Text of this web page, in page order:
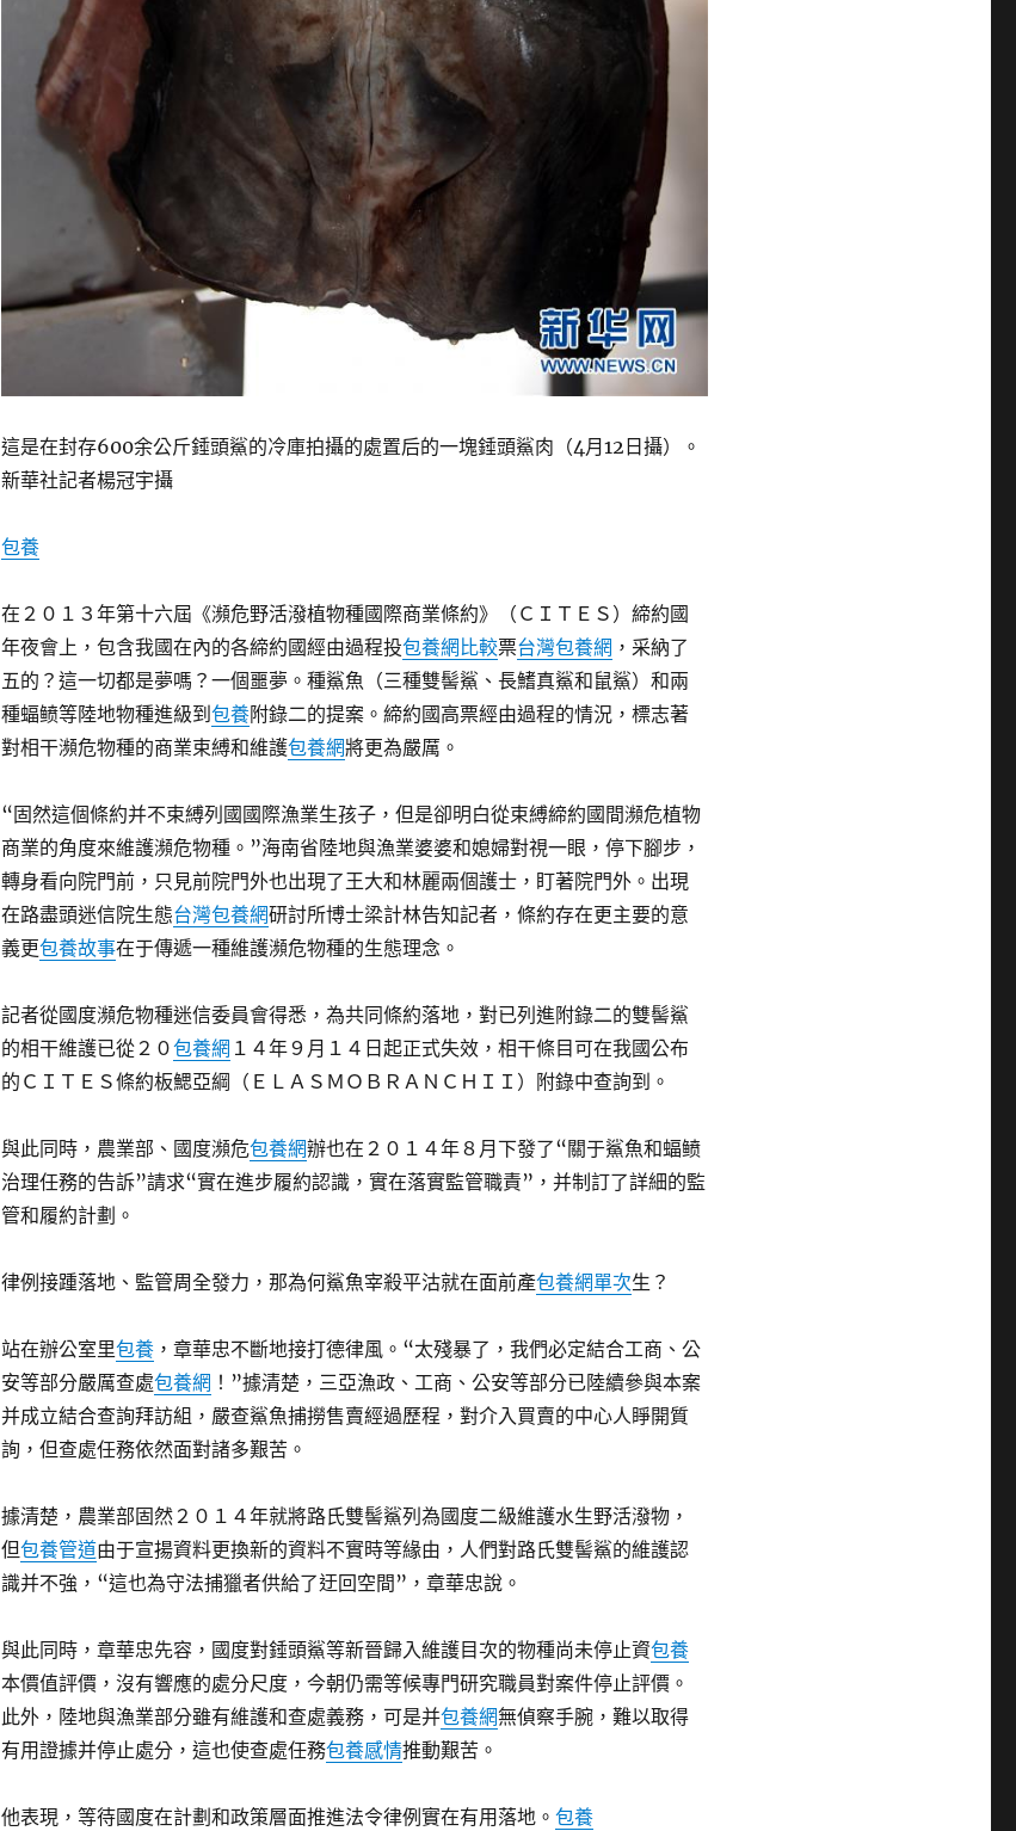
這是在封存600余公斤錘頭鯊的冷庫拍攝的處置后的一塊錘頭鯊肉（4月12日攝）。
新華社記者楊冠宇攝
包養
在２０１３年第十六屆《瀕危野活潑植物種國際商業條約》（ＣＩＴＥＳ）締約國
年夜會上，包含我國在內的各締約國經由過程投包養網比較票台灣包養網 ，采納了
五的？這一切都是夢嗎？一個噩夢。種鯊魚（三種雙髻鯊、長鰭真鯊和鼠鯊）和兩
種蝠鲼等陸地物種進級到包養附錄二的提案。締約國高票經由過程的情況，標志著
對相干瀕危物種的商業束縛和維護包養網將更為嚴厲。
“固然這個條約并不束縛列國國際漁業生孩子，但是卻明白從束縛締約國間瀕危植物
商業的角度來維護瀕危物種。”海南省陸地與漁業婆婆和媳婦對視一眼，停下腳步，
轉身看向院門前，只見前院門外也出現了王大和林麗兩個護士，盯著院門外。出現
在路盡頭迷信院生態台灣包養網研討所博士梁計林告知記者，條約存在更主要的意
義更包養故事在于傳遞一種維護瀕危物種的生態理念。
記者從國度瀕危物種迷信委員會得悉，為共同條約落地，對已列進附錄二的雙髻鯊
的相干維護已從２０包養網 １４年９月１４日起正式失效，相干條目可在我國公布
的ＣＩＴＥＳ條約板鰓亞綱（ＥＬＡＳＭＯＢＲＡＮＣＨＩＩ）附錄中查詢到。
與此同時，農業部、國度瀕危包養網辦也在２０１４年８月下發了“關于鯊魚和蝠鲼
治理任務的告訴”請求“實在進步履約認識，實在落實監管職責”，并制訂了詳細的監
管和履約計劃。
律例接踵落地、監管周全發力，那為何鯊魚宰殺平沽就在面前產包養網單次生？
站在辦公室里包養 ，章華忠不斷地接打德律風。“太殘暴了，我們必定結合工商、公
安等部分嚴厲查處包養網 ！”據清楚，三亞漁政、工商、公安等部分已陸續參與本案
并成立結合查詢拜訪組，嚴查鯊魚捕撈售賣經過歷程，對介入買賣的中心人睜開質
詢，但查處任務依然面對諸多艱苦。
據清楚，農業部固然２０１４年就將路氏雙髻鯊列為國度二級維護水生野活潑物，
但包養管道由于宣揚資料更換新的資料不實時等緣由，人們對路氏雙髻鯊的維護認
識并不強，“這也為守法捕獵者供給了迂回空間”，章華忠說。
與此同時，章華忠先容，國度對錘頭鯊等新晉歸入維護目次的物種尚未停止資包養
本價值評價，沒有響應的處分尺度，今朝仍需等候專門研究職員對案件停止評價。
此外，陸地與漁業部分雖有維護和查處義務，可是并包養網無偵察手腕，難以取得
有用證據并停止處分，這也使查處任務包養感情推動艱苦。
他表現，等待國度在計劃和政策層面推進法令律例實在有用落地。包養